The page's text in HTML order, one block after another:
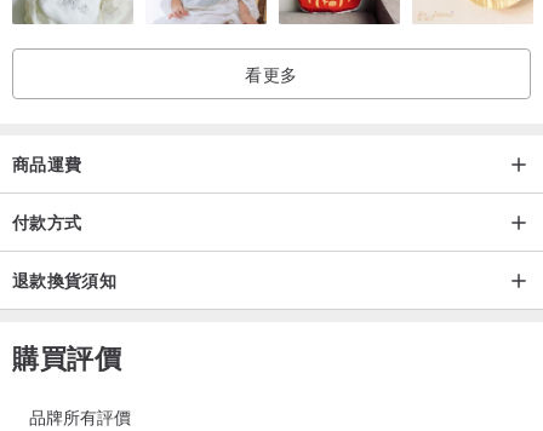
看更多
商品運費
付款方式
退款換貨須知
購買評價
品牌所有評價